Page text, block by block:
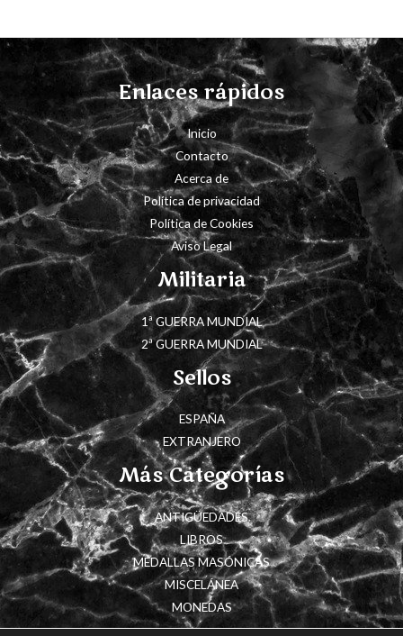
Enlaces rápidos
Inicio
Contacto
Acerca de
Política de privacidad
Política de Cookies
Aviso Legal
Militaria
1ª GUERRA MUNDIAL
2ª GUERRA MUNDIAL
Sellos
ESPAÑA
EXTRANJERO
Más Categorías
ANTIGÜEDADES
LIBROS
MEDALLAS MASÓNICAS
MISCELÁNEA
MONEDAS